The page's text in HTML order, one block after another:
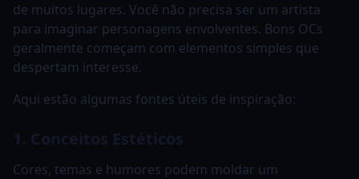
de muitos lugares. Você não precisa ser um artista
para imaginar personagens envolventes. Bons OCs
geralmente começam com elementos simples que
despertam interesse.
Aqui estão algumas fontes úteis de inspiração:
1. Conceitos Estéticos
Cores, temas e humores podem moldar um